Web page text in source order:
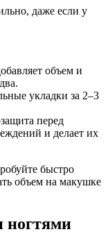
даже если у
объем и
укладки за 2–3
перед
и делает их
быстро
объем на макушке
ногтями